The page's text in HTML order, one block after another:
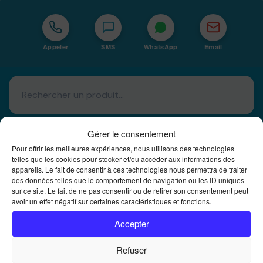
Gérer le consentement
Pour offrir les meilleures expériences, nous utilisons des technologies
telles que les cookies pour stocker et/ou accéder aux informations des
appareils. Le fait de consentir à ces technologies nous permettra de traiter
des données telles que le comportement de navigation ou les ID uniques
sur ce site. Le fait de ne pas consentir ou de retirer son consentement peut
avoir un effet négatif sur certaines caractéristiques et fonctions.
Accepter
Refuser
Appeler SMS WhatsApp Email
Basé à La Réunion · 974
Bureautique Reunion Ei
Intégrateur de solutions d'impression Bureautique et